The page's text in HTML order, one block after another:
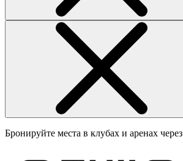
Бронируйте места в клубах и аренах